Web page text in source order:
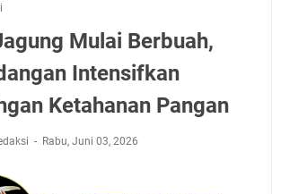
Mulai Berbuah,
Intensifkan
Ketahanan Pangan
Rabu, Juni 03, 2026